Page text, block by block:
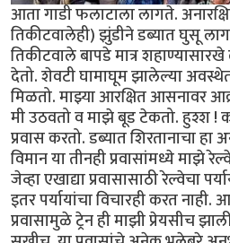
आता गाडी फलाटाला लागते.
तिकीटवालेही) झुंडीने डब्यात घुसू
तिकीटवाले बापडे मात्र
देतो. शेवटी घामाघूम झालेल्या
मिळतो. माझ्या आरक्षित आसनावर
मी उठवतो व माझे बूड टेकतो. हुश्श !
प्रवास करतो. डब्यात शिरतानाचा
विमान या तीनही प्रवासांमध्ये माझे
जेव्हा एखाद्या प्रवासासाठी रेल्वेचा
इतर पर्यायांचा विचारही करत
प्रवासामुळे ट्रेन ही माझी प्रेयसीच